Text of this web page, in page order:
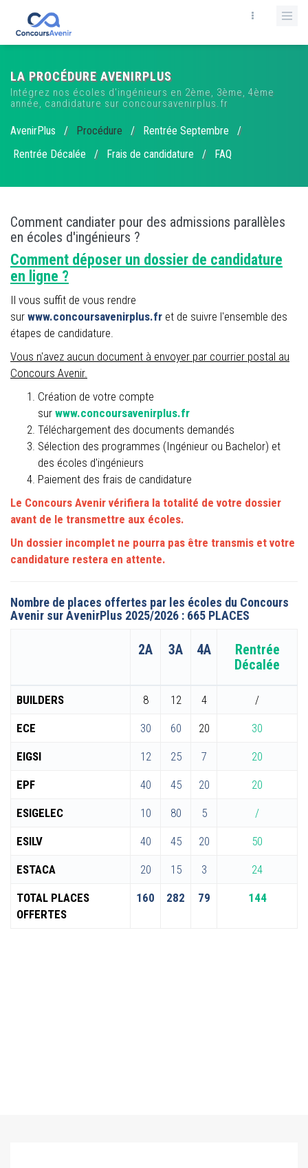
LA PROCÉDURE AVENIRPLUS
Intégrez nos écoles d'ingénieurs en 2ème, 3ème, 4ème
année, candidature sur concoursavenirplus.fr
AvenirPlus / Procédure / Rentrée Septembre
/
Rentrée Décalée
/ Frais de candidature / FAQ
Comment candiater pour des admissions parallèles
en écoles d'ingénieurs ?
Comment déposer un dossier de candidature
en ligne ?
Il vous suffit de vous rendre
sur www.concoursavenirplus.fr et de suivre l'ensemble des
étapes de candidature.
Vous n'avez aucun document à envoyer par courrier postal au
Concours Avenir.
Création de votre compte
sur www.concoursavenirplus.fr
Téléchargement des documents demandés
Sélection des programmes (Ingénieur ou Bachelor) et
des écoles d'ingénieurs
Paiement des frais de candidature
Le Concours Avenir vérifiera la totalité de votre dossier
avant de le transmettre aux écoles.
Un dossier incomplet ne pourra pas être transmis et votre
candidature restera en attente.
Nombre de places offertes par les écoles du Concours
Avenir sur AvenirPlus 2025/2026 : 665 PLACES
2A 3A 4A
Rentrée
Décalée
BUILDERS 8 12 4 /
ECE 30 60 20 30
EIGSI 12 25 7 20
EPF 40 45 20 20
ESIGELEC 10 80 5 /
ESILV 40 45 20 50
ESTACA 20 15 3 24
TOTAL PLACES
OFFERTES
160 282 79 144